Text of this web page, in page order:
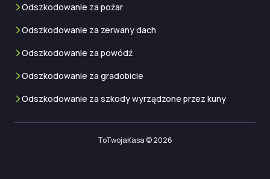
Odszkodowanie za pożar
Odszkodowanie za zerwany dach
Odszkodowanie za powódź
Odszkodowanie za gradobicie
Odszkodowanie za szkody wyrządzone przez kuny
ToTwojaKasa © 2026